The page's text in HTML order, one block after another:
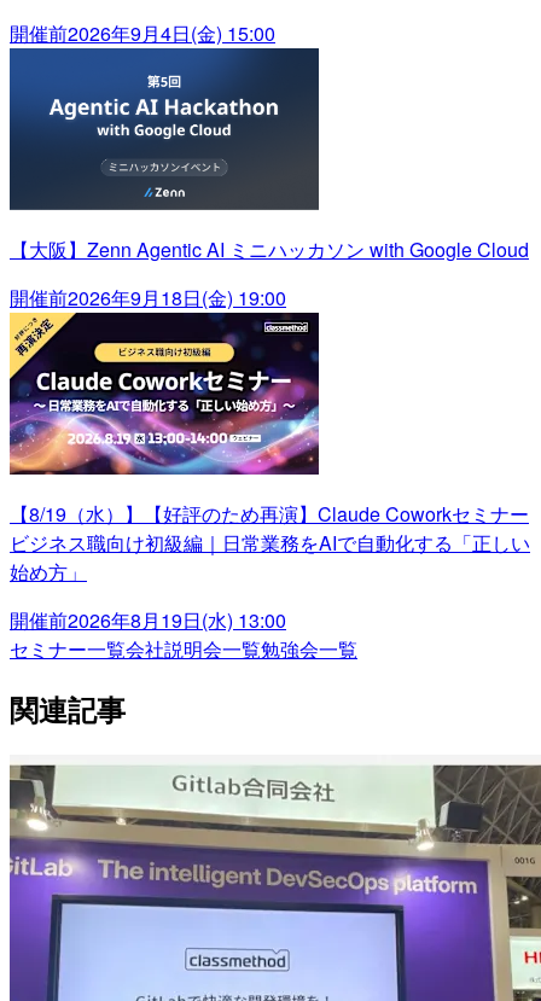
開催前2026年9月4日(金) 15:00
【大阪】Zenn Agentic AI ミニハッカソン with Google Cloud
開催前2026年9月18日(金) 19:00
【8/19（水）】【好評のため再演】Claude Coworkセミナー
ビジネス職向け初級編｜日常業務をAIで自動化する「正しい
始め方」
開催前2026年8月19日(水) 13:00
セミナー一覧会社説明会一覧勉強会一覧
関連記事